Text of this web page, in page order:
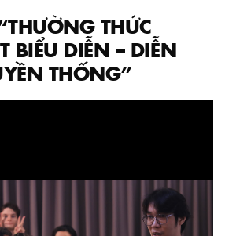
THỨC
BIỂU DIỄN – DIỄN
THỐNG”